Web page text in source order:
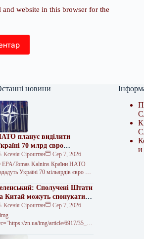
and website in this browser for the
новини
планує виділити
70 млрд євро
допомоги у 2026
Ксенія Сіроштан
Сер 7, 2026
Tomas Kalnins Країни НАТО
Україні 70 мільярдів євро на
обладнання у 2026 році.…
Сполучені Штати
Китай можуть спонукати
до миру
Ксенія Сіроштан
Сер 7, 2026
zn.ua/img/article/6917/35_ma
и